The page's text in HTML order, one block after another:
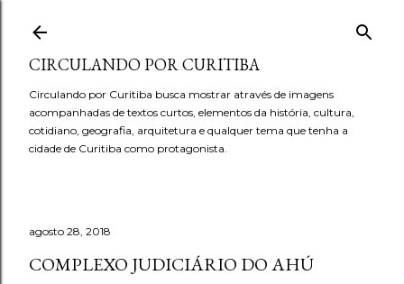
CIRCULANDO POR CURITIBA
Circulando por Curitiba busca mostrar através de imagens
acompanhadas de textos curtos, elementos da história, cultura,
cotidiano, geografia, arquitetura e qualquer tema que tenha a
cidade de Curitiba como protagonista.
agosto 28, 2018
COMPLEXO JUDICIÁRIO DO AHÚ